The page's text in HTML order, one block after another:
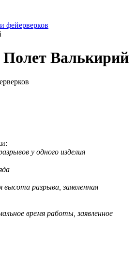
фейерверков
Валькирий
у одного изделия
высота разрыва, заявленная
время работы, заявленное